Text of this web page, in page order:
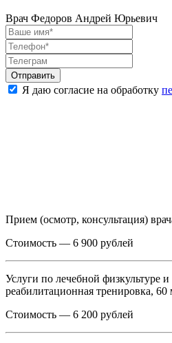
Врач Федоров Андрей Юрьевич
Отправить
Я даю согласие на обработку
Прием (осмотр, консультация)
Стоимость — 6 900 рублей
Услуги по лечебной физкультуре
реабилитационная тренировка, 60
Стоимость — 6 200 рублей